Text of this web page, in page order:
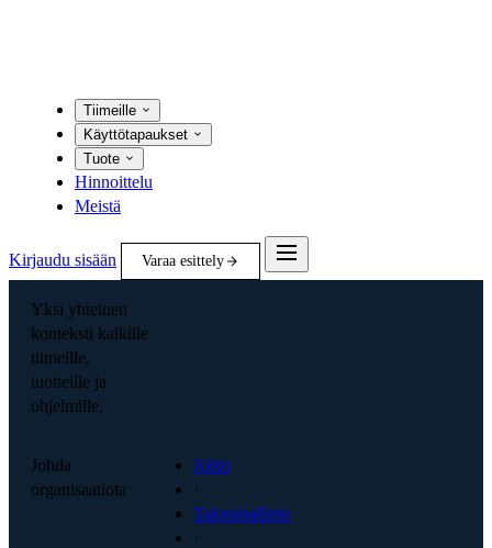
Tiimeille
Käyttötapaukset
Tuote
Hinnoittelu
Meistä
Kirjaudu sisään Varaa esittely
Yksi yhteinen
konteksti kaikille
tiimeille,
tuotteille ja
ohjelmille.
Johda
organisaatiota
Johto
·
Taloushallinto
·